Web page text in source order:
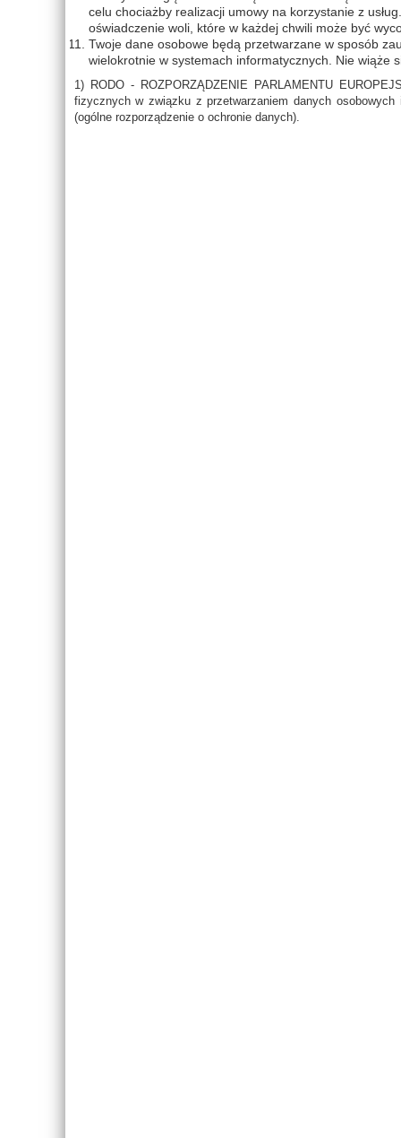
celu chociażby realizacji umowy na korzystanie z
oświadczenie woli, które w każdej chwili może być
Twoje dane osobowe będą przetwarzane w sposób
wielokrotnie w systemach informatycznych. Nie wiąże
1) RODO - ROZPORZĄDZENIE PARLAMENTU
fizycznych w związku z przetwarzaniem danych
(ogólne rozporządzenie o ochronie danych).